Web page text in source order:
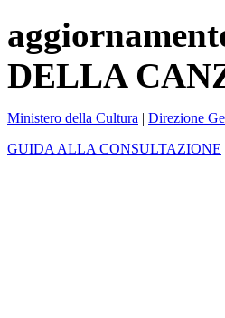
DELLA
Ministero della Cultura | Direzione
GUIDA ALLA CONSULTAZIONE